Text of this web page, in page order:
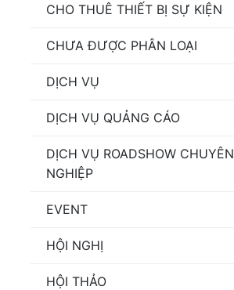
CHO THUÊ THIẾT BỊ SỰ KIỆN
CHƯA ĐƯỢC PHÂN LOẠI
DỊCH VỤ
DỊCH VỤ QUẢNG CÁO
DỊCH VỤ ROADSHOW CHUYÊN
NGHIỆP
EVENT
HỘI NGHỊ
HỘI THẢO